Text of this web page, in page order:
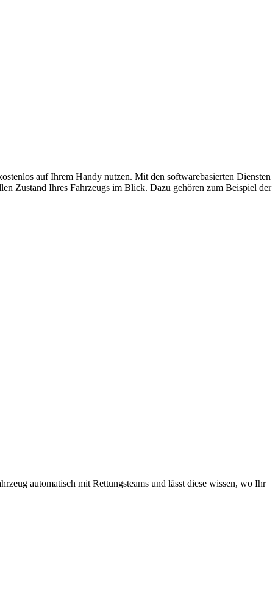
auf Ihrem Handy nutzen. Mit den softwarebasierten Diensten
Zustand Ihres Fahrzeugs im Blick. Dazu gehören zum Beispiel der
automatisch mit Rettungsteams und lässt diese wissen, wo Ihr